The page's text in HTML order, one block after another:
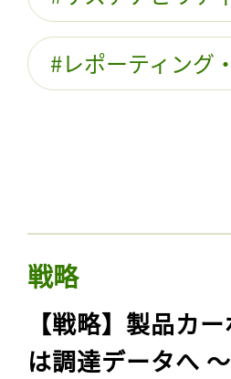
レポーティング
戦略
【戦略】製品カ
は調達データへ